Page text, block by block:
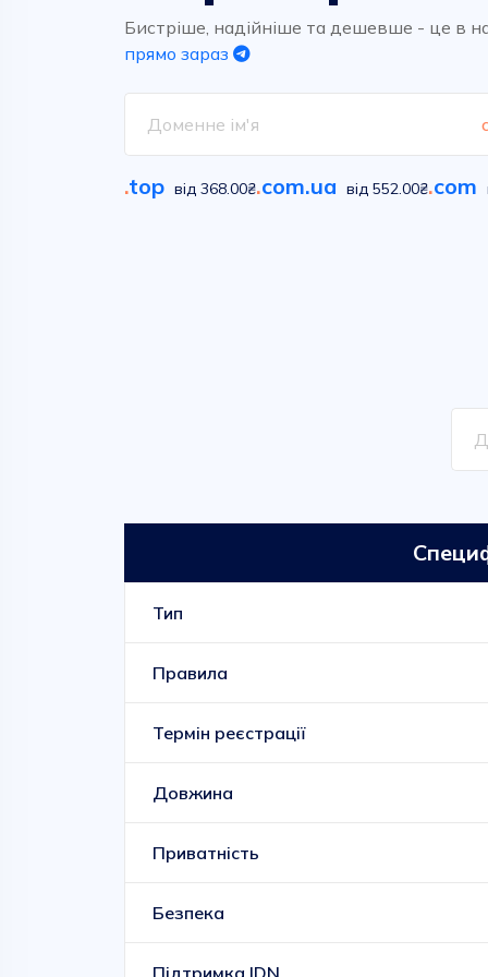
Бистріше, надійніше та дешевше - це в
прямо зараз
.top від 368.00₴.com.ua від 552.00₴.com
Обирайте вільні імена у
сотнях класичних та новітніх
домених зон
Тип
Правила
Термін реєстрації
Довжина
Приватність
Безпека
Підтримка IDN